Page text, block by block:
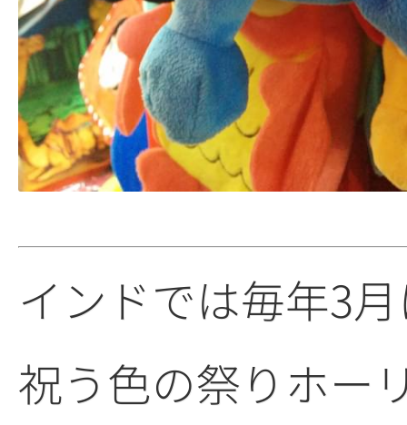
インドでは毎年3
祝う色の祭りホー